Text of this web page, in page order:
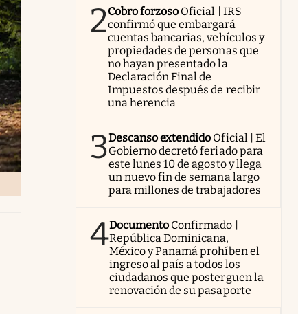
2Cobro forzoso Oficial | IRS
confirmó que embargará
cuentas bancarias, vehículos y
propiedades de personas que
no hayan presentado la
Declaración Final de
Impuestos después de recibir
una herencia
3Descanso extendido Oficial | El
Gobierno decretó feriado para
este lunes 10 de agosto y llega
un nuevo fin de semana largo
para millones de trabajadores
4Documento Confirmado |
República Dominicana,
México y Panamá prohíben el
ingreso al país a todos los
ciudadanos que posterguen la
renovación de su pasaporte